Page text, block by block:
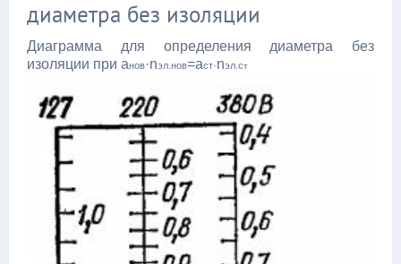
диаметра без изоляции
Диаграмма для определения диаметра без
изоляции при анов·nэл.нов=аст·nэл.ст